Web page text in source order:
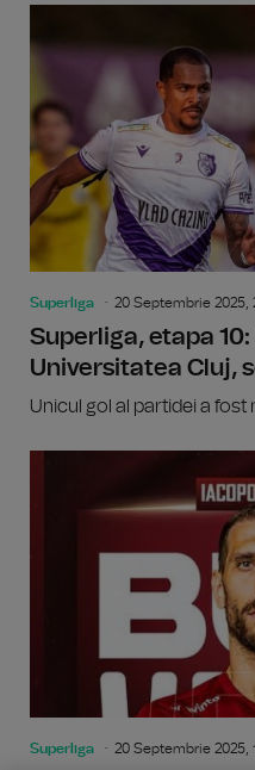
Superliga 20 Septembrie 2025,
Superliga, etapa 10:
Universitatea Cluj,
Unicul gol al partidei a fost
Superliga 20 Septembrie 2025,